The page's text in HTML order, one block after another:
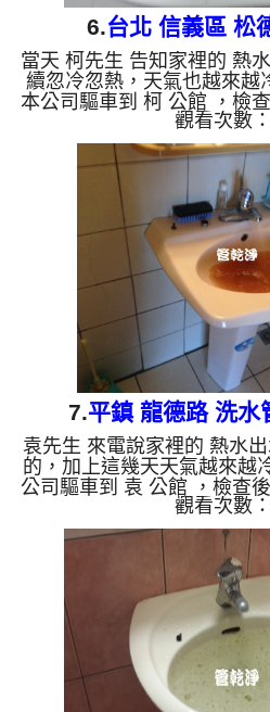
6.台北 信義區 松
當天 柯先生 告知家裡的 熱
續忽冷忽熱，天氣也越來越
本公司驅車到 柯 公館 ，檢
鐵鏽，出水當然就不正常。
咖啡色的液體，看起來跟咖
水管裡的髒東西不斷流出來
明，髒東西也越來越少，最
洗水管 是利用 高週波脈衝
打入水管，讓水管管壁的鐵
氣與水混合，產生阻力，這
淤...
觀看次數
7.平鎮 龍德路 洗水
袁先生 來電說家裡的 熱水
的，加上這幾天天氣越來越
公司驅車到 袁 公館 ，檢查
東西，熱水器當然就點不起
流出咖啡色的液體，看起來
噴出異物。 水管裡的髒東
慢慢變成透明，髒東西也越
清水。 清洗水管 是利用 高
將檸檬酸打入水管，讓水管
化，透過空氣與水混合，產
把生...
觀看次數